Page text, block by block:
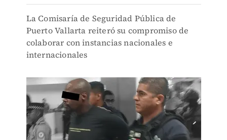
La Comisaría de Seguridad Pública de
Puerto Vallarta reiteró su compromiso de
colaborar con instancias nacionales e
internacionales